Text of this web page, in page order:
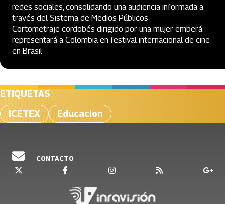
redes sociales, consolidando una audiencia informada a
través del Sistema de Medios Públicos
Cortometraje cordobés dirigido por una mujer emberá
representará a Colombia en festival internacional de cine
en Brasil
ETIQUETAS
ICETEX
Educacion
CONTACTO